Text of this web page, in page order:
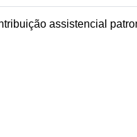
assistencial